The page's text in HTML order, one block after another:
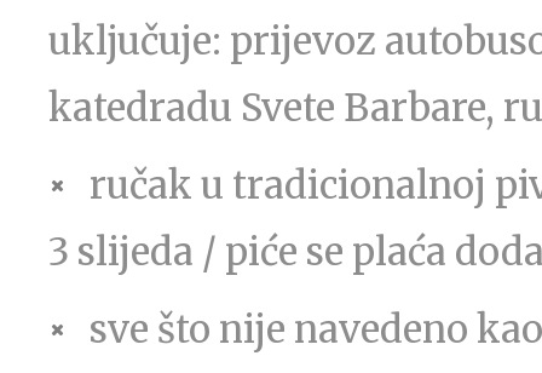
uključuje: prijevoz
katedradu Svete Barbare,
ručak u tradicionalnoj
3 slijeda / piće se plaća
sve što nije navedeno